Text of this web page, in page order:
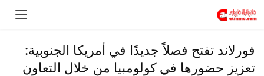
فورلاند تفتح فصلاً جديدًا في أمريكا الجنوبية:
تعزيز حضورها في كولومبيا من خلال التعاون